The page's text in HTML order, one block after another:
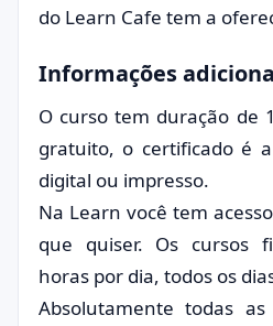
do Learn Cafe tem a
Informações
O curso tem duração de
gratuito, o certificado é
digital ou impresso.
Na Learn você tem
que quiser. Os cursos
horas por dia, todos os
Absolutamente todas